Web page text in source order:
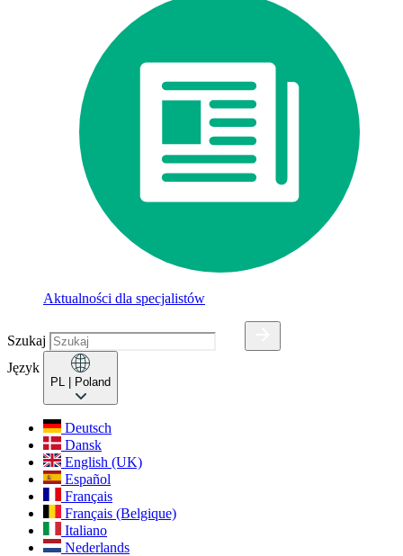
Aktualności dla specjalistów
Szukaj
Język
PL | Poland
Deutsch
Dansk
English (UK)
Español
Français
Français (Belgique)
Italiano
Nederlands